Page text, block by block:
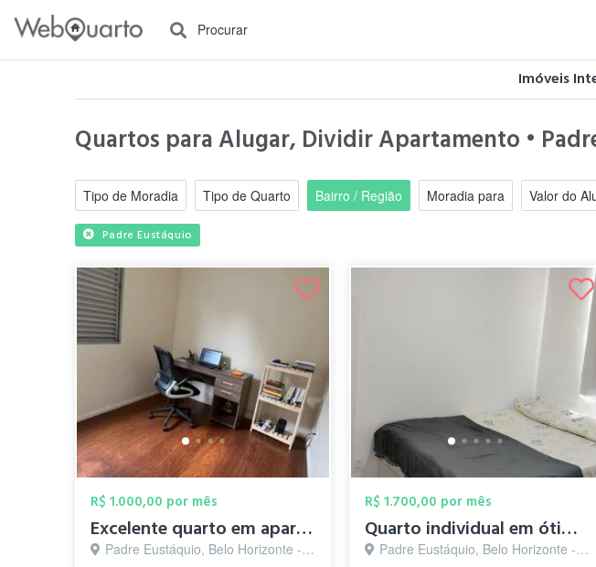
Procurar
Imóveis
Quartos para Alugar, Dividir Apartamento •
Tipo de Moradia Tipo de Quarto Bairro / Região Moradia para Valor do
Padre Eustáquio
R$ 1.000,00 por mês
Excelente quarto em apartamento no Padre...
Padre Eustáquio, Belo Horizonte - MG
R$ 1.700,00 por mês
Quarto individual em ótimo apartamento.
Padre Eustáquio, Belo Horizonte - MG